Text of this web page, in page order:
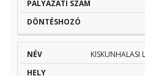
KISKUNHALASI